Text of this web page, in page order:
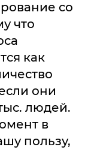
со
что
как
они
людей.
в
пользу,